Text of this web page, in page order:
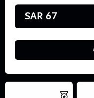
67 SAR
نتميز بلجودة